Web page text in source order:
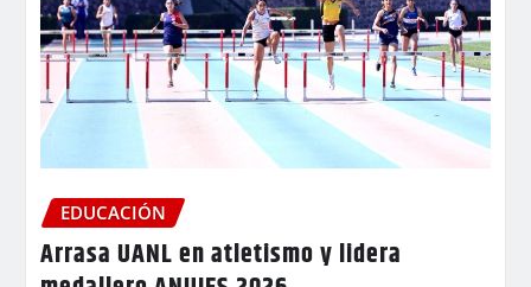
EDUCACIÓN
Arrasa UANL en atletismo y lidera